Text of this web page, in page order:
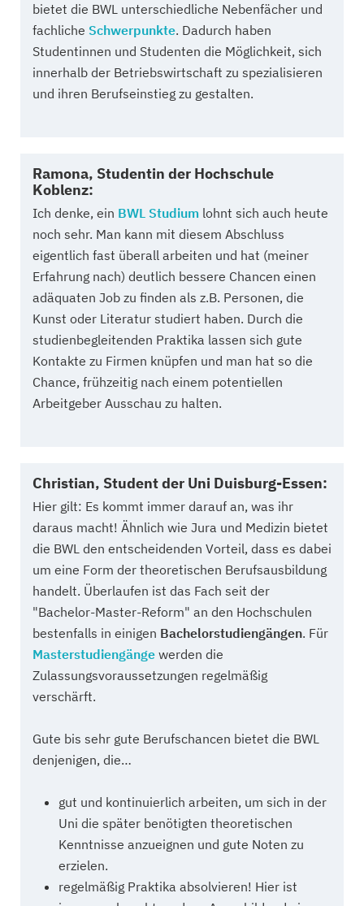
bietet die BWL unterschiedliche Nebenfächer und
fachliche Schwerpunkte. Dadurch haben
Studentinnen und Studenten die Möglichkeit, sich
innerhalb der Betriebswirtschaft zu spezialisieren
und ihren Berufseinstieg zu gestalten.
Ramona, Studentin der Hochschule
Koblenz:
Ich denke, ein BWL Studium lohnt sich auch heute
noch sehr. Man kann mit diesem Abschluss
eigentlich fast überall arbeiten und hat (meiner
Erfahrung nach) deutlich bessere Chancen einen
adäquaten Job zu finden als z.B. Personen, die
Kunst oder Literatur studiert haben. Durch die
studienbegleitenden Praktika lassen sich gute
Kontakte zu Firmen knüpfen und man hat so die
Chance, frühzeitig nach einem potentiellen
Arbeitgeber Ausschau zu halten.
Christian, Student der Uni Duisburg-Essen:
Hier gilt: Es kommt immer darauf an, was ihr
daraus macht! Ähnlich wie Jura und Medizin bietet
die BWL den entscheidenden Vorteil, dass es dabei
um eine Form der theoretischen Berufsausbildung
handelt. Überlaufen ist das Fach seit der
"Bachelor-Master-Reform" an den Hochschulen
bestenfalls in einigen Bachelorstudiengängen. Für
Masterstudiengänge werden die
Zulassungsvoraussetzungen regelmäßig
verschärft.
Gute bis sehr gute Berufschancen bietet die BWL
denjenigen, die…
gut und kontinuierlich arbeiten, um sich in der
Uni die später benötigten theoretischen
Kenntnisse anzueignen und gute Noten zu
erzielen.
regelmäßig Praktika absolvieren! Hier ist